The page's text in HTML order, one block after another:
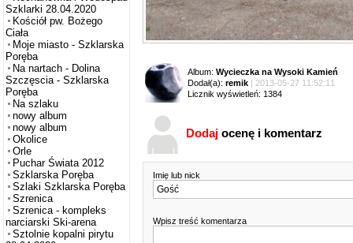
Szklarki 28.04.2020
Kościół pw. Bożego
Ciała
Moje miasto - Szklarska
Poręba
Na nartach - Dolina
Szczęscia - Szklarska
Poręba
Na szlaku
nowy album
nowy album
Okolice
Orle
Puchar Świata 2012
Szklarska Poręba
Szlaki Szklarska Poręba
Szrenica
Szrenica - kompleks
narciarski Ski-arena
Sztolnie kopalni pirytu
Album: Wycieczka na Wysoki Kamień
Dodał(a): remik | 2013-05-27 11:52:11
Licznik wyświetleń: 1384
Dodaj ocenę i komentarz
Imię lub nick
Wpisz treść komentarza